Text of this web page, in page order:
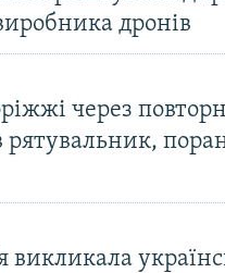
дронів
через
рятувальник,
викликала